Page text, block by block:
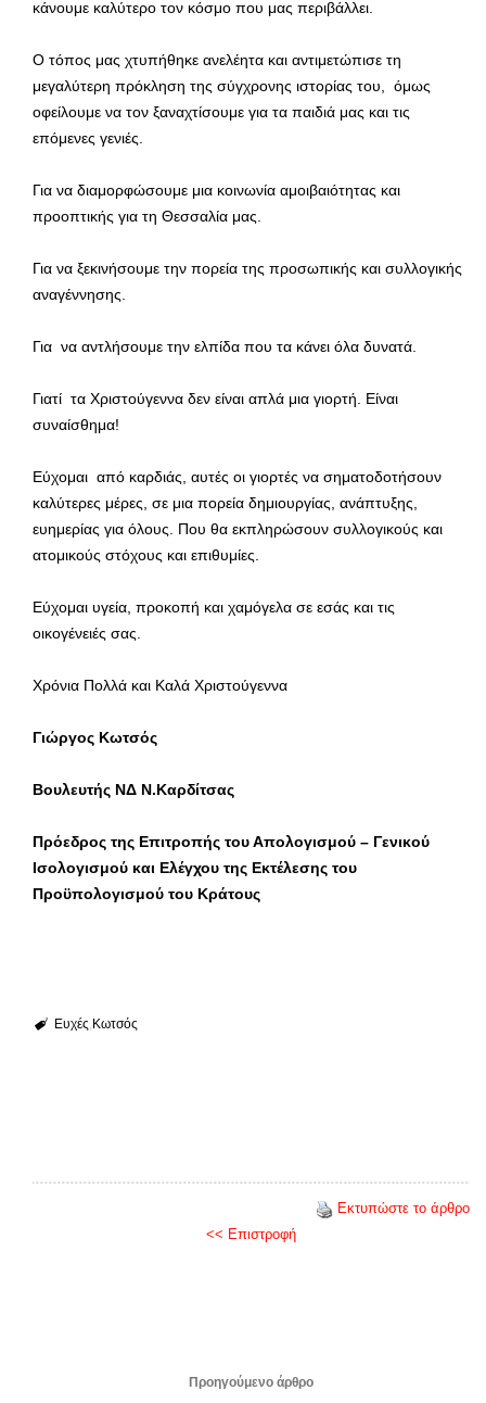
κάνουμε καλύτερο τον κόσμο που μας περιβάλλει.
Ο τόπος μας χτυπήθηκε ανελέητα και αντιμετώπισε τη
μεγαλύτερη πρόκληση της σύγχρονης ιστορίας του, όμως
οφείλουμε να τον ξαναχτίσουμε για τα παιδιά μας και τις
επόμενες γενιές.
Για να διαμορφώσουμε μια κοινωνία αμοιβαιότητας και
προοπτικής για τη Θεσσαλία μας.
Για να ξεκινήσουμε την πορεία της προσωπικής και συλλογικής
αναγέννησης.
Για να αντλήσουμε την ελπίδα που τα κάνει όλα δυνατά.
Γιατί τα Χριστούγεννα δεν είναι απλά μια γιορτή. Είναι
συναίσθημα!
Εύχομαι από καρδιάς, αυτές οι γιορτές να σηματοδοτήσουν
καλύτερες μέρες, σε μια πορεία δημιουργίας, ανάπτυξης,
ευημερίας για όλους. Που θα εκπληρώσουν συλλογικούς και
ατομικούς στόχους και επιθυμίες.
Εύχομαι υγεία, προκοπή και χαμόγελα σε εσάς και τις
οικογένειές σας.
Χρόνια Πολλά και Καλά Χριστούγεννα
Γιώργος Κωτσός
Βουλευτής ΝΔ Ν.Καρδίτσας
Πρόεδρος της Επιτροπής του Απολογισμού – Γενικού
Ισολογισμού και Ελέγχου της Εκτέλεσης του
Προϋπολογισμού του Κράτους
Ευχές Κωτσός
Εκτυπώστε το άρθρο
<< Επιστροφή
Προηγούμενο άρθρο